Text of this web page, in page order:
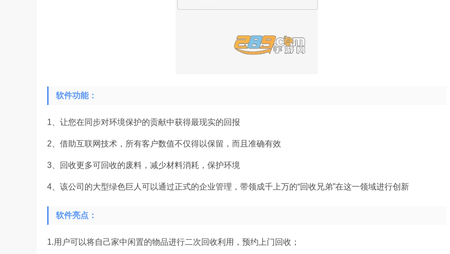
软件功能：
1、让您在同步对环境保护的贡献中获得最现实的回报
2、借助互联网技术，所有客户数值不仅得以保留，而且准确有效
3、回收更多可回收的废料，减少材料消耗，保护环境
4、该公司的大型绿色巨人可以通过正式的企业管理，带领成千上万的“回收兄弟”在这一领域进行创新
软件亮点：
1.用户可以将自己家中闲置的物品进行二次回收利用，预约上门回收；